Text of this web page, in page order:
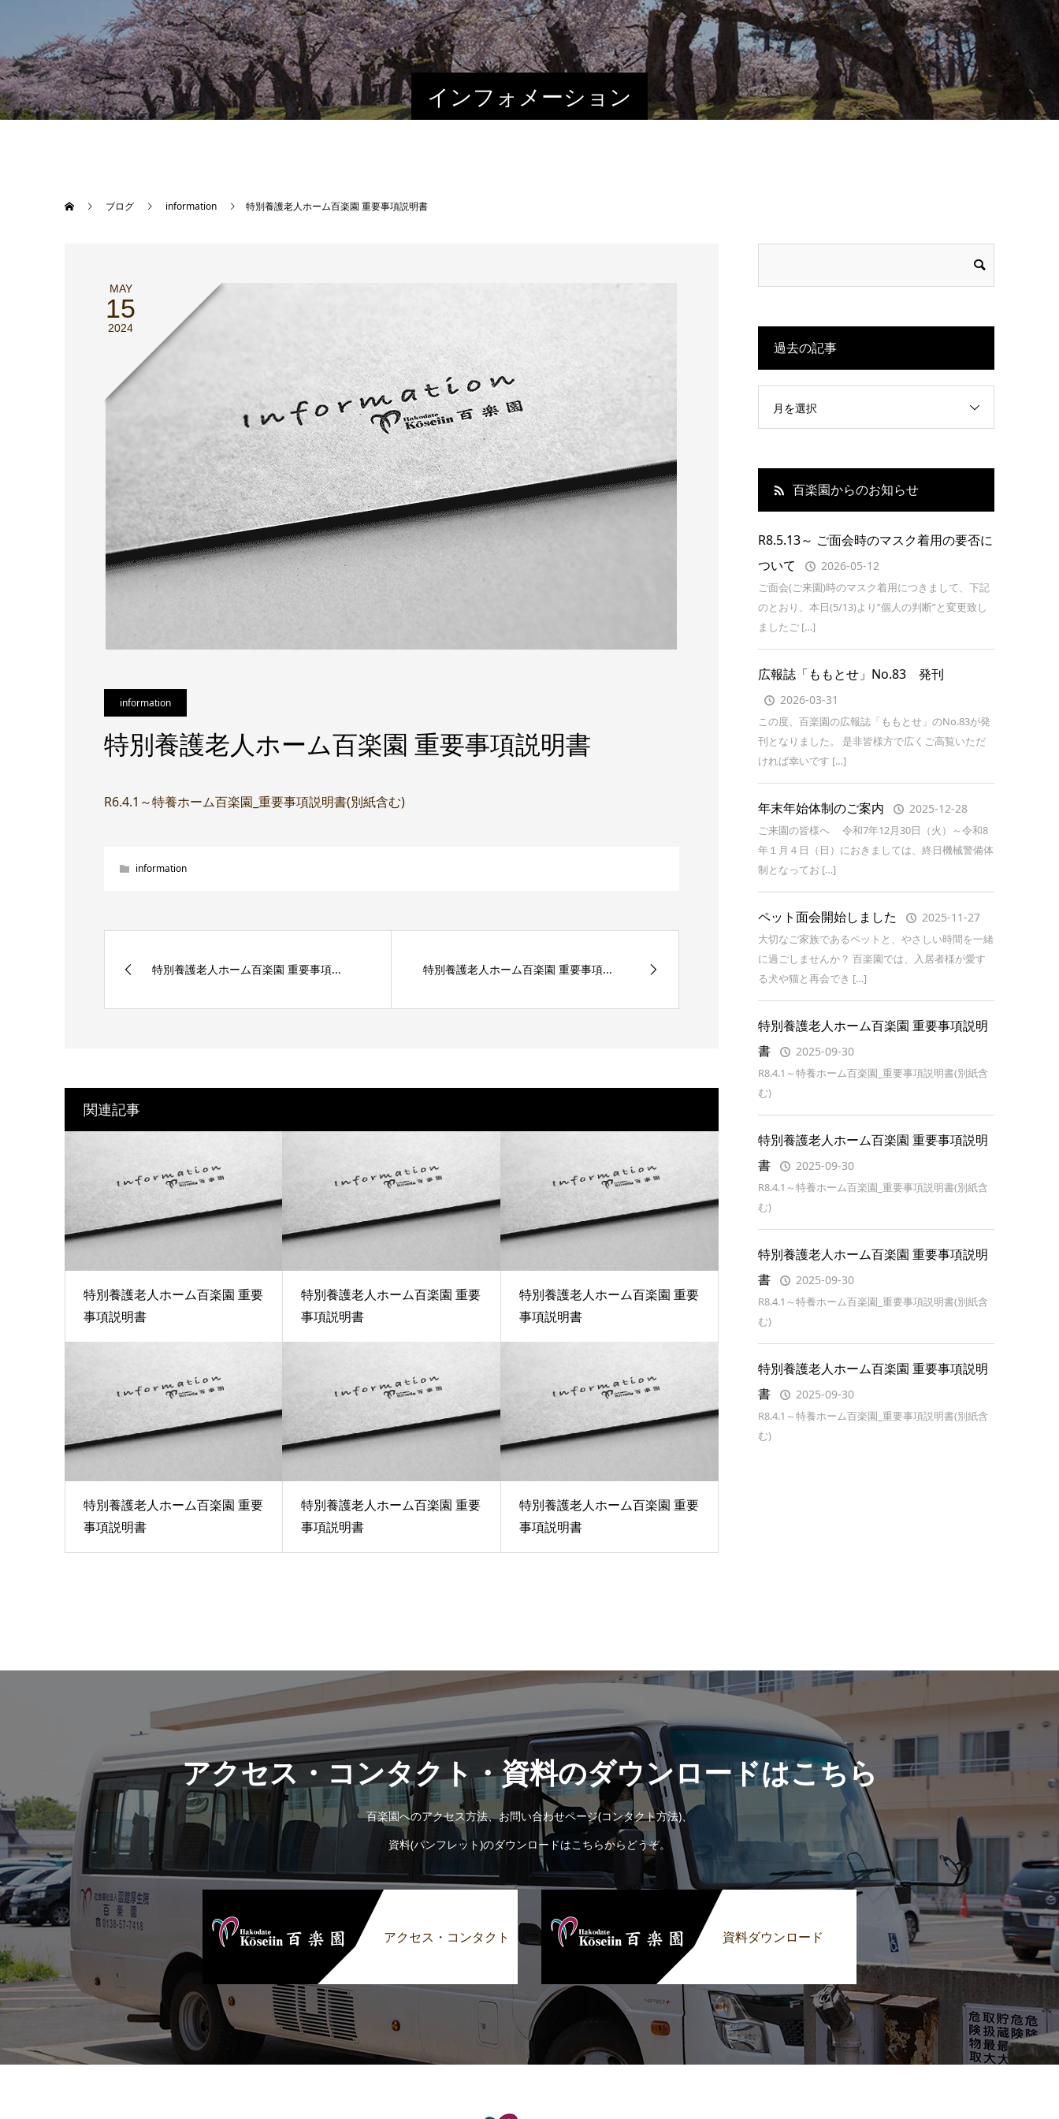
インフォメーション
ブログ information 特別養護老人ホーム百楽園 重要事項説明書
MAY
15
2024
information
特別養護老人ホーム百楽園 重要事項説明書
R6.4.1～特養ホーム百楽園_重要事項説明書(別紙含む)
information
特別養護老人ホーム百楽園 重要事項... 特別養護老人ホーム百楽園 重要事項...
関連記事
特別養護老人ホーム百楽園 重要
事項説明書
特別養護老人ホーム百楽園 重要
事項説明書
特別養護老人ホーム百楽園 重要
事項説明書
特別養護老人ホーム百楽園 重要
事項説明書
特別養護老人ホーム百楽園 重要
事項説明書
特別養護老人ホーム百楽園 重要
事項説明書
過去の記事
月を選択
百楽園からのお知らせ
R8.5.13～ ご面会時のマスク着用の要否に
ついて
2026-05-12
ご面会(ご来園)時のマスク着用につきまして、下記
のとおり、本日(5/13)より”個人の判断”と変更致し
ましたご […]
広報誌「ももとせ」No.83 発刊
2026-03-31
この度、百楽園の広報誌「ももとせ」のNo.83が発
刊となりました。 是非皆様方で広くご高覧いただ
ければ幸いです […]
年末年始体制のご案内 2025-12-28
ご来園の皆様へ 令和7年12月30日（火）～令和8
年１月４日（日）におきましては、終日機械警備体
制となってお […]
ペット面会開始しました 2025-11-27
大切なご家族であるペットと、やさしい時間を一緒
に過ごしませんか？ 百楽園では、入居者様が愛す
る犬や猫と再会でき […]
特別養護老人ホーム百楽園 重要事項説明
書
2025-09-30
R8.4.1～特養ホーム百楽園_重要事項説明書(別紙含
む)
特別養護老人ホーム百楽園 重要事項説明
書
2025-09-30
R8.4.1～特養ホーム百楽園_重要事項説明書(別紙含
む)
特別養護老人ホーム百楽園 重要事項説明
書
2025-09-30
R8.4.1～特養ホーム百楽園_重要事項説明書(別紙含
む)
特別養護老人ホーム百楽園 重要事項説明
書
2025-09-30
R8.4.1～特養ホーム百楽園_重要事項説明書(別紙含
む)
アクセス・コンタクト・資料のダウンロードはこちら
百楽園へのアクセス方法、お問い合わせページ(コンタクト方法)、
資料(パンフレット)のダウンロードはこちらからどうぞ。
アクセス・コンタクト 資料ダウンロード